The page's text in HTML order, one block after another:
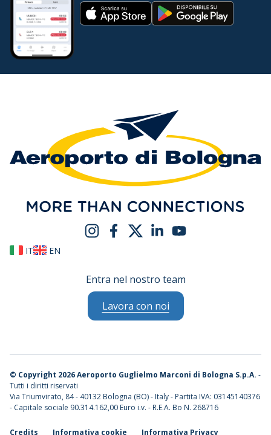
IT EN
Entra nel nostro team
Lavora con noi
© Copyright 2026 Aeroporto Guglielmo Marconi di Bologna S.p.A. -
Tutti i diritti riservati
Via Triumvirato, 84 - 40132 Bologna (BO) - Italy - Partita IVA: 03145140376
- Capitale sociale 90.314.162,00 Euro i.v. - R.E.A. Bo N. 268716
Credits Informativa cookie Informativa Privacy